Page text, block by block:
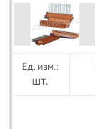
шт.